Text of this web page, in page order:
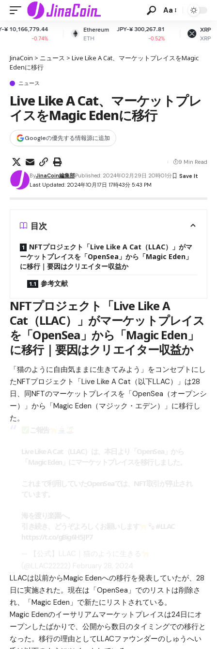
Aa
Ethereum
ETH
JPY-¥ 300,267.81
XRP
XRP
JPY-¥ 161.56
-2.56%
JinaCoin > ニュース > Live Like A Cat、マーケットプレイスをMagic
Edenに移行
ニュース
Live Like A Cat、マーケットプレ
イスをMagic Edenに移行
Googleの優先する情報源に追加
Last Updated: 2024年10月17日 17時43分 5:43 PM
ByJinaCoin編集部Published: 2024年02月29日 20時01分
9 Min Read
目次
NFTプロジェクト「Live Like A Cat（LLAC）」がマ
ーケットプレイスを「OpenSea」から「Magic Eden」
に移行｜要因はクリエイター収益か
参考文献
NFTプロジェクト「Live Like A
Cat（LLAC）」がマーケットプレイス
を「OpenSea」から「Magic Eden」
に移行｜要因はクリエイター収益か
「猫のように自由気ままに生きてみよう」をコンセプトにし
たNFTプロジェクト「Live Like A Cat（以下LLAC）」は28
日、同NFTのマーケットプレイスを「OpenSea（オープンシ
ー）」から「Magic Eden（マジック・エデン）」に移行し
た。
LLACは以前からMagic Edenへの移行を発表していたが、28
日に実施された。現在は「OpenSea」でのリストは削除さ
れ、「Magic Eden」で新たにリストされている。
Magic Edenのイーサリアムマーケットプレイスは24日にオ
ープンしたばかりで、公開から数日のタイミングでの移行と
なった。移行の理由としてLLACファウンダーのしゅうへい